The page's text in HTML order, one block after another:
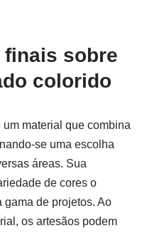
sobre
colorido
material que combina
se uma escolha
áreas. Sua
de cores o
gama de projetos. Ao
os artesãos podem